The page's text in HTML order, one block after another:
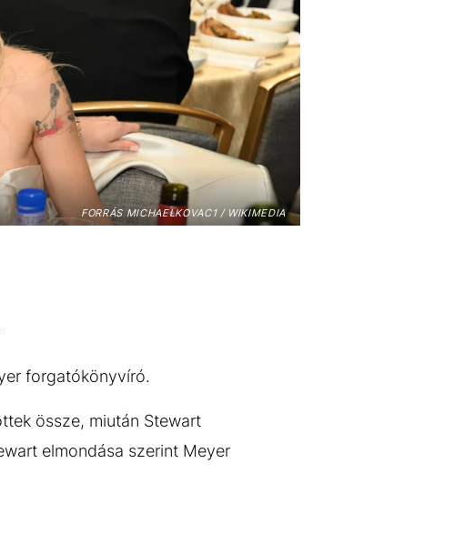
FORRÁS MICHAELKOVAC1 / WIKIMEDIA
forgatókönyvíró.
össze, miután Stewart
elmondása szerint Meyer